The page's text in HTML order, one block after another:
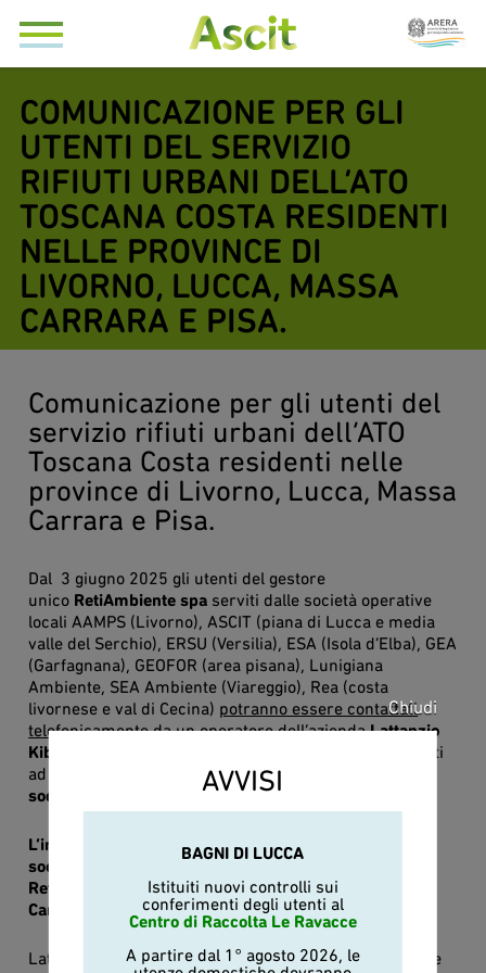
Chiudi
AVVISI
BAGNI DI LUCCA
Istituiti nuovi controlli sui
conferimenti degli utenti al
Centro di Raccolta Le Ravacce
A partire dal 1° agosto 2026, le
COMUNICAZIONE PER GLI
UTENTI DEL SERVIZIO
RIFIUTI URBANI DELL’ATO
TOSCANA COSTA RESIDENTI
NELLE PROVINCE DI
LIVORNO, LUCCA, MASSA
CARRARA E PISA.
Comunicazione per gli utenti del
servizio rifiuti urbani dell’ATO
Toscana Costa residenti nelle
province di Livorno, Lucca, Massa
Carrara e Pisa.
Dal 3 giugno 2025 gli utenti del gestore
unico RetiAmbiente spa serviti dalle società operative
locali AAMPS (Livorno), ASCIT (piana di Lucca e media
valle del Serchio), ERSU (Versilia), ESA (Isola d’Elba), GEA
(Garfagnana), GEOFOR (area pisana), Lunigiana
Ambiente, SEA Ambiente (Viareggio), Rea (costa
livornese e val di Cecina) potranno essere contattati
telefonicamenteda un operatore dell’aziendaLattanzio
Kibs
di Milano (lattanziokibs.com) per essere sottoposti
ad un questionario orientato a misurare il grado di
soddisfazione della qualità del servizio rifiuti.
L’indagine sarà rivolta anche agli utenti serviti dalle
società temporaneamente esterne al perimetro
RetiAmbiente, ossia ASMIU (Massa), RetiAmbiente
Carrara e Sistema Ambiente (Lucca).
Lattanzio Kibs, azienda specializzata nella realizzazione